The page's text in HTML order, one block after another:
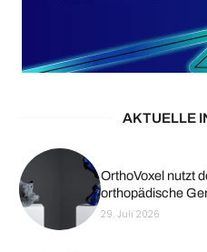
AKTUELLE
OrthoVoxel nutzt
orthopädische
29. Juli 2026